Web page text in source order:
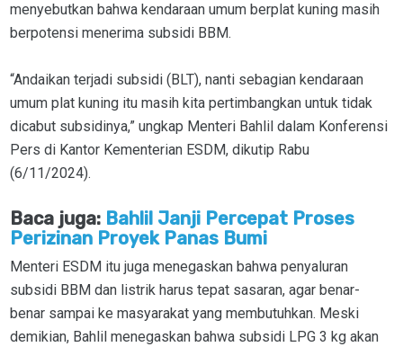
menyebutkan bahwa kendaraan umum berplat kuning masih
berpotensi menerima subsidi BBM.
“Andaikan terjadi subsidi (BLT), nanti sebagian kendaraan
umum plat kuning itu masih kita pertimbangkan untuk tidak
dicabut subsidinya,” ungkap Menteri Bahlil dalam Konferensi
Pers di Kantor Kementerian ESDM, dikutip Rabu
(6/11/2024).
Baca juga: Bahlil Janji Percepat Proses
Perizinan Proyek Panas Bumi
Menteri ESDM itu juga menegaskan bahwa penyaluran
subsidi BBM dan listrik harus tepat sasaran, agar benar-
benar sampai ke masyarakat yang membutuhkan. Meski
demikian, Bahlil menegaskan bahwa subsidi LPG 3 kg akan